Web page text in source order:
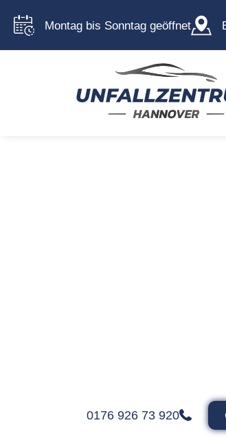
Montag bis Sonntag geöffnet
0176 926 73 920